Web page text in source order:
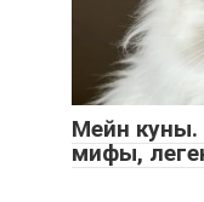
Мейн
мифы,